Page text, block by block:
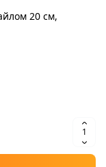
20 см,